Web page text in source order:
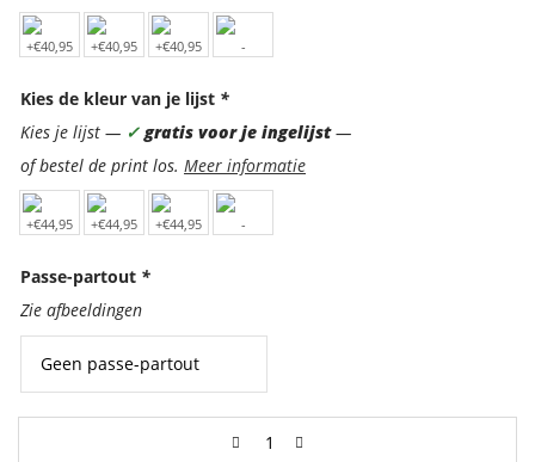
Kies de kleur van je lijst *
Kies je lijst — ✓ gratis voor je ingelijst—
of bestel de print los. Meer informatie
Passe-partout *
Zie afbeeldingen